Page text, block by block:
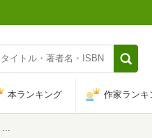
本ランキング 作家ランキ